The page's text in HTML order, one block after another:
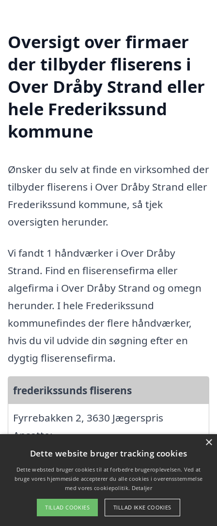
Oversigt over firmaer
der tilbyder fliserens i
Over Dråby Strand eller
hele Frederikssund
kommune
Ønsker du selv at finde en virksomhed der
tilbyder fliserens i Over Dråby Strand eller
Frederikssund kommune, så tjek
oversigten herunder.
Vi fandt 1 håndværker i Over Dråby
Strand. Find en fliserensefirma eller
algefirma i Over Dråby Strand og omegn
herunder. I hele Frederikssund
kommunefindes der flere håndværker,
hvis du vil udvide din søgning efter en
dygtig fliserensefirma.
frederikssunds fliserens
Fyrrebakken 2, 3630 Jægerspris
Ansatte:
Startdato: 18. marts 2024,
Virksomhedsform:
Enkeltmandsvirksomhed
CVR: 44706164
×
Dette website bruger tracking cookies
Dette websted bruger cookies til at forbedre brugeroplevelsen. Ved at
bruge vores hjemmeside accepterer du alle cookies i overensstemmelse
med vores cookiepolitik. Detaljer
TILLAD COOKIES TILLAD IKKE COOKIES